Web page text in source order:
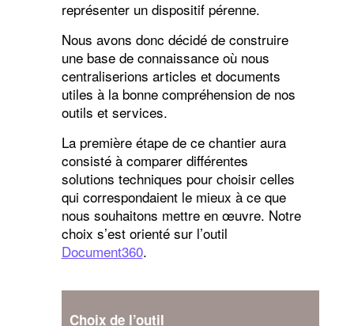
représenter un dispositif pérenne.
Nous avons donc décidé de construire
une base de connaissance où nous
centraliserions articles et documents
utiles à la bonne compréhension de nos
outils et services.
La première étape de ce chantier aura
consisté à comparer différentes
solutions techniques pour choisir celles
qui correspondaient le mieux à ce que
nous souhaitons mettre en œuvre. Notre
choix s’est orienté sur l’outil
Document360.
Choix de l’outil